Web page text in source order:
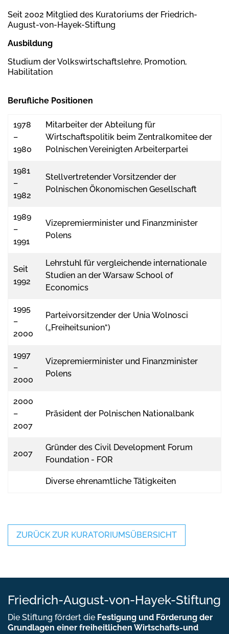
Seit 2002 Mitglied des Kuratoriums der Friedrich-
August-von-Hayek-Stiftung
Ausbildung
Studium der Volkswirtschaftslehre, Promotion,
Habilitation
Berufliche Positionen
1978
–
1980
Mitarbeiter der Abteilung für
Wirtschaftspolitik beim Zentralkomitee der
Polnischen Vereinigten Arbeiterpartei
1981
–
1982
Stellvertretender Vorsitzender der
Polnischen Ökonomischen Gesellschaft
1989
–
1991
Vizepremierminister und Finanzminister
Polens
Seit
1992
Lehrstuhl für vergleichende internationale
Studien an der Warsaw School of
Economics
1995
–
2000
Parteivorsitzender der Unia Wolnosci
(„Freiheitsunion“)
1997
–
2000
Vizepremierminister und Finanzminister
Polens
2000
–
2007
Präsident der Polnischen Nationalbank
2007
Gründer des Civil Development Forum
Foundation - FOR
Diverse ehrenamtliche Tätigkeiten
ZURÜCK ZUR KURATORIUMSÜBERSICHT
Friedrich-August-von-Hayek-Stiftung
Die Stiftung fördert die Festigung und Förderung der
Grundlagen einer freiheitlichen Wirtschafts-und